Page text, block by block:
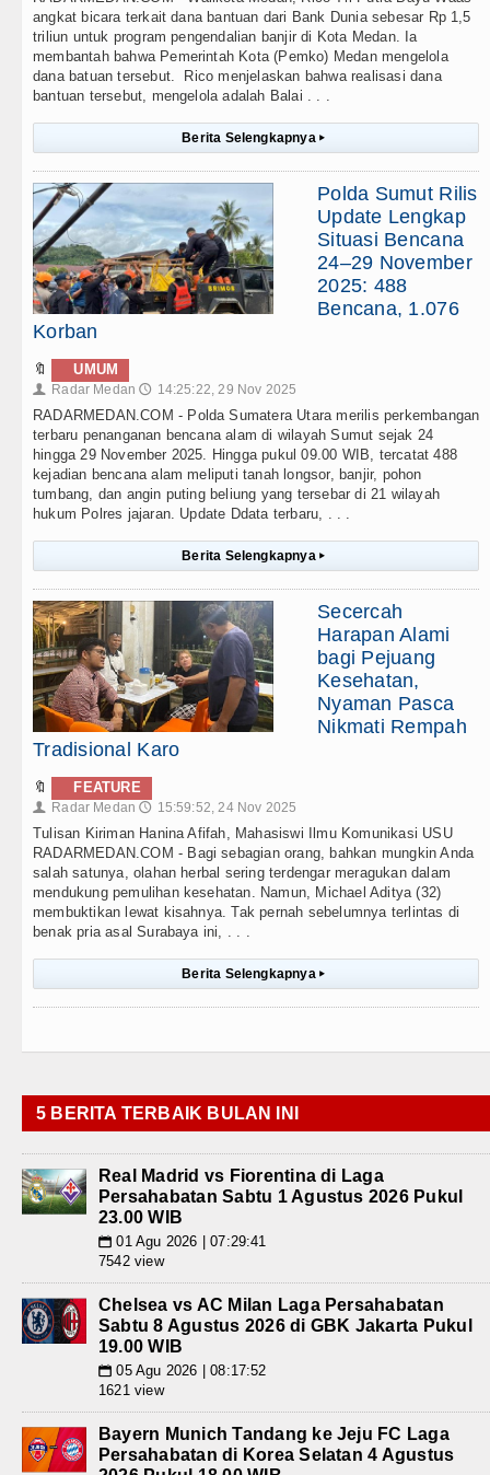
angkat bicara terkait dana bantuan dari Bank Dunia sebesar Rp 1,5
triliun untuk program pengendalian banjir di Kota Medan. Ia
membantah bahwa Pemerintah Kota (Pemko) Medan mengelola
dana batuan tersebut. Rico menjelaskan bahwa realisasi dana
bantuan tersebut, mengelola adalah Balai . . .
Berita Selengkapnya ▸
Polda Sumut Rilis
Update Lengkap
Situasi Bencana
24–29 November
2025: 488
Bencana, 1.076
Korban
🔖 UMUM
👤 Radar Medan 🕔 14:25:22, 29 Nov 2025
RADARMEDAN.COM - Polda Sumatera Utara merilis perkembangan
terbaru penanganan bencana alam di wilayah Sumut sejak 24
hingga 29 November 2025. Hingga pukul 09.00 WIB, tercatat 488
kejadian bencana alam meliputi tanah longsor, banjir, pohon
tumbang, dan angin puting beliung yang tersebar di 21 wilayah
hukum Polres jajaran. Update Ddata terbaru, . . .
Berita Selengkapnya ▸
Secercah
Harapan Alami
bagi Pejuang
Kesehatan,
Nyaman Pasca
Nikmati Rempah
Tradisional Karo
🔖 FEATURE
👤 Radar Medan 🕔 15:59:52, 24 Nov 2025
Tulisan Kiriman Hanina Afifah, Mahasiswi Ilmu Komunikasi USU
RADARMEDAN.COM - Bagi sebagian orang, bahkan mungkin Anda
salah satunya, olahan herbal sering terdengar meragukan dalam
mendukung pemulihan kesehatan. Namun, Michael Aditya (32)
membuktikan lewat kisahnya. Tak pernah sebelumnya terlintas di
benak pria asal Surabaya ini, . . .
Berita Selengkapnya ▸
5 BERITA TERBAIK BULAN INI
Real Madrid vs Fiorentina di Laga
Persahabatan Sabtu 1 Agustus 2026 Pukul
23.00 WIB
📅 01 Agu 2026 | 07:29:41
7542 view
Chelsea vs AC Milan Laga Persahabatan
Sabtu 8 Agustus 2026 di GBK Jakarta Pukul
19.00 WIB
📅 05 Agu 2026 | 08:17:52
1621 view
Bayern Munich Tandang ke Jeju FC Laga
Persahabatan di Korea Selatan 4 Agustus